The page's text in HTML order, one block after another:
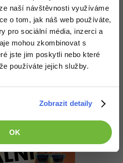
naší návštěvnosti využíváme
o tom, jak náš web používáte,
pro sociální média, inzerci a
mohou zkombinovat s
jste jim poskytli nebo které
používáte jejich služby.
Zobrazit detaily
OK
slovo.